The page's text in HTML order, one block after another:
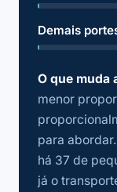
Demais
O que muda
menor
para
há 37 de
já o